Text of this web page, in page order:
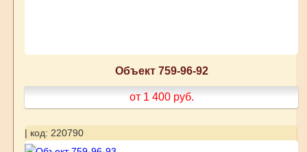
Объект 759-96-92
от 1 400 руб.
| код: 220790